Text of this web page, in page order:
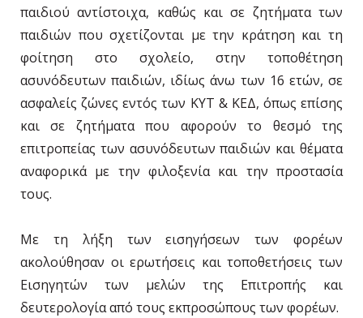
παιδιού αντίστοιχα, καθώς και σε ζητήματα των
παιδιών που σχετίζονται με την κράτηση και τη
φοίτηση στο σχολείο, στην τοποθέτηση
ασυνόδευτων παιδιών, ιδίως άνω των 16 ετών, σε
ασφαλείς ζώνες εντός των ΚΥΤ & ΚΕΔ, όπως επίσης
και σε ζητήματα που αφορούν το θεσμό της
επιτροπείας των ασυνόδευτων παιδιών και θέματα
αναφορικά με την φιλοξενία και την προστασία
τους.
Με τη λήξη των εισηγήσεων των φορέων
ακολούθησαν οι ερωτήσεις και τοποθετήσεις των
Εισηγητών των μελών της Επιτροπής και
δευτερολογία από τους εκπροσώπους των φορέων.